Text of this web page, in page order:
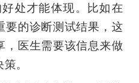
处才能体现。比如在
要的诊断测试结果，这
，医生需要该信息来做
。